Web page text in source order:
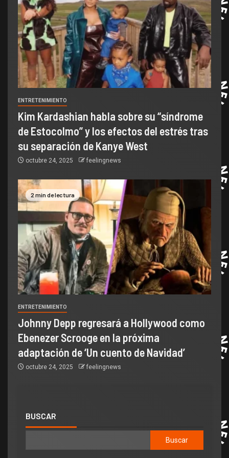
ENTRETENIMIENTO
Kim Kardashian habla sobre su “síndrome
de Estocolmo” y los efectos del estrés tras
su separación de Kanye West
octubre 24, 2025 feelingnews
2 min de lectura
ENTRETENIMIENTO
Johnny Depp regresará a Hollywood como
Ebenezer Scrooge en la próxima
adaptación de ‘Un cuento de Navidad’
octubre 24, 2025 feelingnews
BUSCAR
Buscar